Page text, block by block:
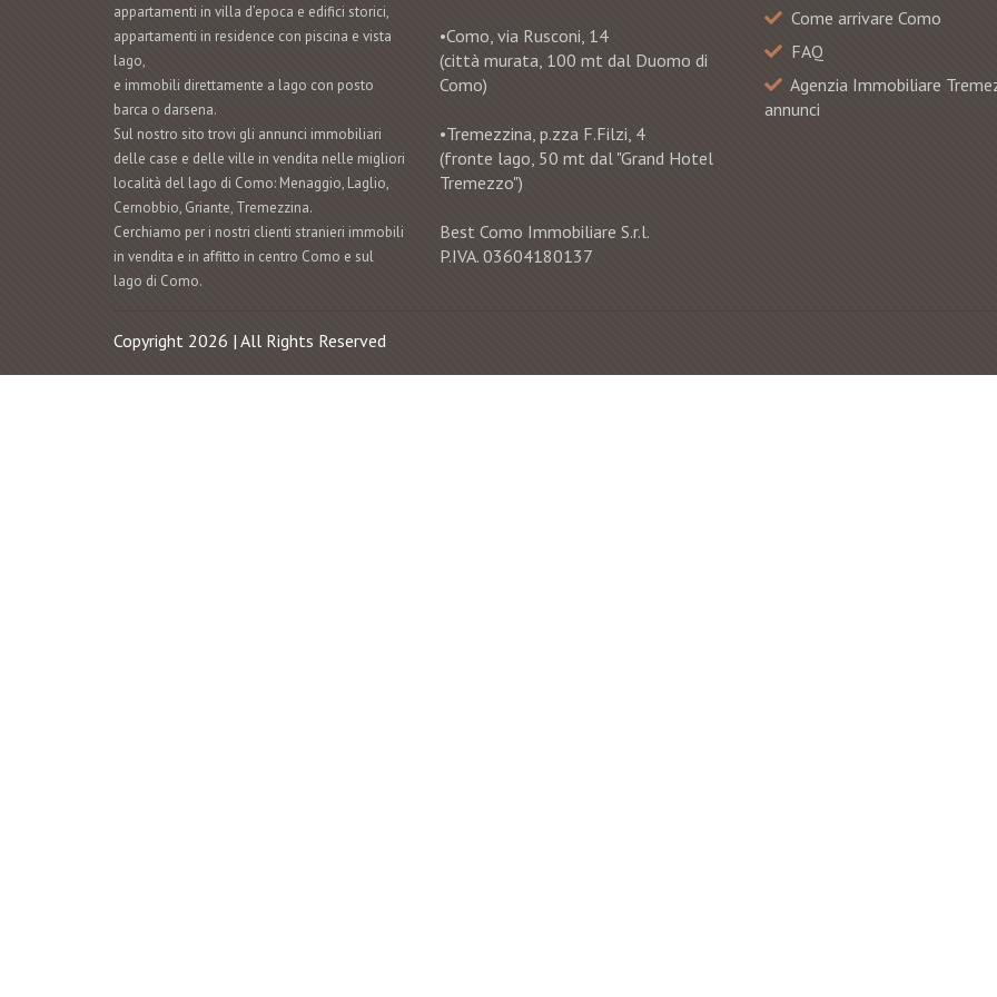
appartamenti in villa d’epoca e edifici storici,
appartamenti in residence con piscina e vista
lago,
e immobili direttamente a lago con posto
barca o darsena.
Sul nostro sito trovi gli annunci immobiliari
delle case e delle ville in vendita nelle migliori
località del lago di Como: Menaggio, Laglio,
Cernobbio, Griante, Tremezzina.
Cerchiamo per i nostri clienti stranieri immobili
in vendita e in affitto in centro Como e sul
lago di Como.
•Como, via Rusconi, 14
(città murata, 100 mt dal Duomo di
Como)
•Tremezzina, p.zza F.Filzi, 4
(fronte lago, 50 mt dal "Grand Hotel
Tremezzo")
Best Como Immobiliare S.r.l.
P.IVA. 03604180137
Come arrivare Como
FAQ
Agenzia Immobiliare
annunci
Copyright 2026 | All Rights Reserved